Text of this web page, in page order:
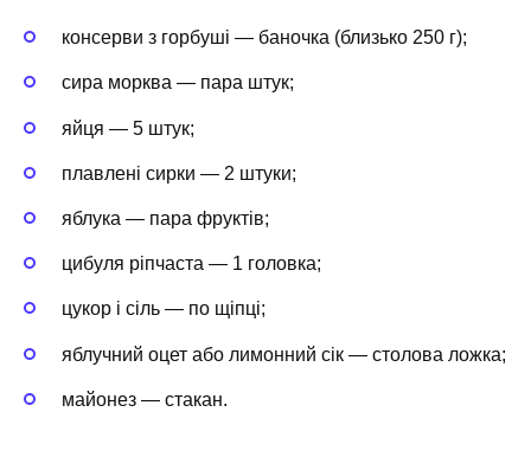
консерви з горбуші — баночка (близько 250 г);
сира морква — пара штук;
яйця — 5 штук;
плавлені сирки — 2 штуки;
яблука — пара фруктів;
цибуля ріпчаста — 1 головка;
цукор і сіль — по щіпці;
яблучний оцет або лимонний сік — столова ложка;
майонез — стакан.